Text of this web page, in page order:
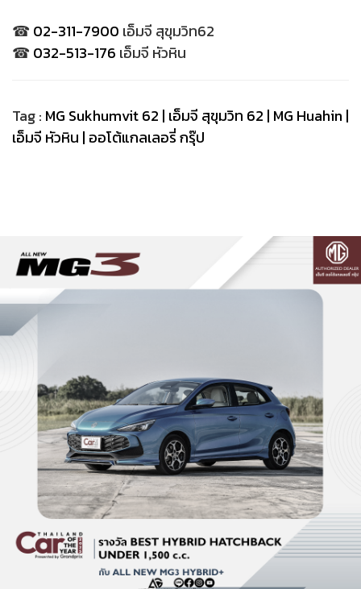
☎ 02-311-7900 เอ็มจี สุขุมวิท62
☎ 032-513-176 เอ็มจี หัวหิน
Tag : MG Sukhumvit 62 | เอ็มจี สุขุมวิท 62 | MG Huahin |
เอ็มจี หัวหิน | ออโต้แกลเลอรี่ กรุ๊ป